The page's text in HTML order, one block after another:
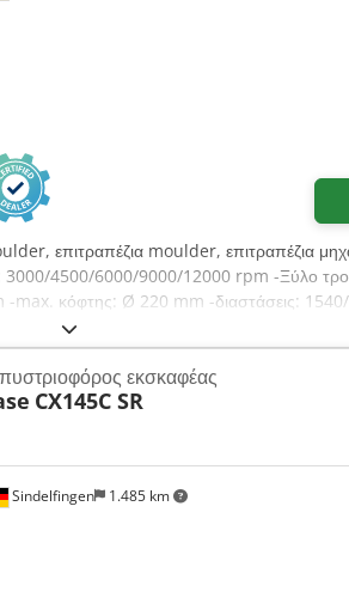
επιτραπέζια moulder, επιτραπέζια
3000/4500/6000/9000/12000 rpm -Ξύλο
max. κόφτης: Ø 220 mm -διαστάσεις:
Sindelfingen 1.485 km
εκσκαφέας
CX145C SR